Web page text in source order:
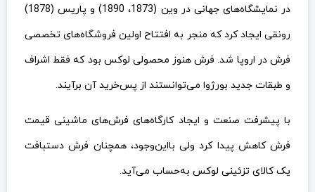
در نمایشگاه‌های جهانی در وین (1873، 1890) و پاریس (1878)
رونقی ایجاد کرد که منجر به افتتاح اولین فروشگاه‌های تخصصی
فرش در اروپا شد. فرش هنوز محصولی لوکس بود که فقط اشراف
و طبقات جدید بورژوا می‌توانستند از پس‌خرید آن برآیند.
با پیشرفت صنعت و ایجاد کارگاه‌های فرش‌های ماشینی قیمت
فرش کاهش پیدا کرد ولی بااین‌وجود، همچنان فرش دستبافت
یک کالای تزئینی لوکس به‌حساب می‌آید.